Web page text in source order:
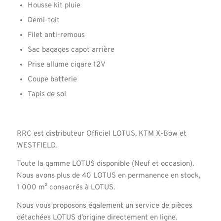
Housse kit pluie
Demi-toit
Filet anti-remous
Sac bagages capot arrière
Prise allume cigare 12V
Coupe batterie
Tapis de sol
RRC est distributeur Officiel LOTUS, KTM X-Bow et
WESTFIELD.
Toute la gamme LOTUS disponible (Neuf et occasion).
Nous avons plus de 40 LOTUS en permanence en stock,
1 000 m² consacrés à LOTUS.
Nous vous proposons également un service de pièces
détachées LOTUS d’origine directement en ligne.